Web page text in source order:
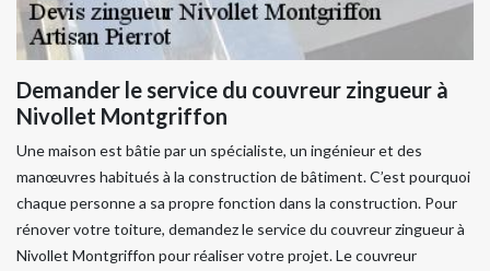
Demander le service du couvreur zingueur à
Nivollet Montgriffon
Une maison est bâtie par un spécialiste, un ingénieur et des
manœuvres habitués à la construction de bâtiment. C’est pourquoi
chaque personne a sa propre fonction dans la construction. Pour
rénover votre toiture, demandez le service du couvreur zingueur à
Nivollet Montgriffon pour réaliser votre projet. Le couvreur